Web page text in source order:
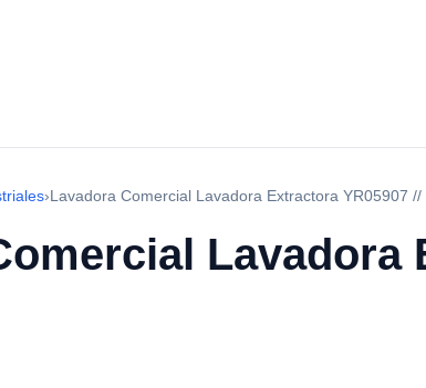
›Lavadora Comercial Lavadora Extractora YR05907 //
Lavadora